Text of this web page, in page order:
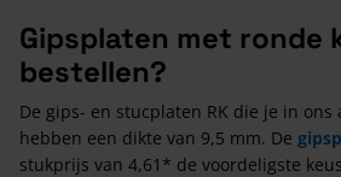
Gipsplaten met ronde
bestellen?
De gips- en stucplaten RK die je in
hebben een dikte van 9,5 mm. De
stukprijs van 4,61* de voordeligste